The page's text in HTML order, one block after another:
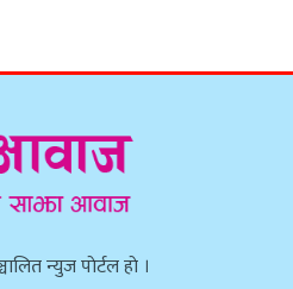
न्युज पाेर्टल हाे ।